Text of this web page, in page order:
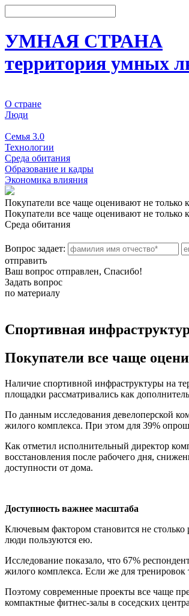
УМНАЯ СТРАНА
территория умных
О стране
Люди
Семья 3.0
Технологии
Среда обитания
Образование и кадры
Экономика влияния
Покупатели все чаще оценивают не только
Покупатели все чаще оценивают не только
Среда обитания
Вопрос задает:
отправить
Ваш вопрос отправлен, Спасибо!
Задать вопрос
по материалу
Спортивная
Покупатели все чаще
Наличие спортивной инфраструктуры на
площадки рассматривались как
По данным исследования девелоперской
жилого комплекса. При этом для 39%
Как отметил исполнительный директор
восстановления после рабочего дня,
доступности от дома.
Доступность важнее масштаба
Ключевым фактором становится не
люди пользуются ею.
Исследование показало, что 67%
жилого комплекса. Если же для тренировок
Поэтому современные проекты все чаще
компактные фитнес-залы в соседских